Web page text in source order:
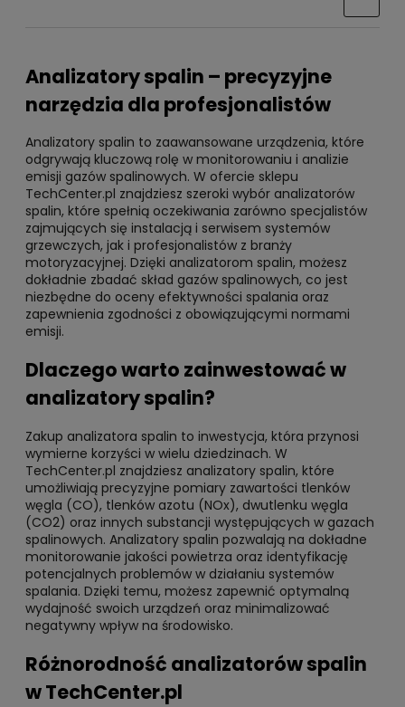
Analizatory spalin – precyzyjne
narzędzia dla profesjonalistów
Analizatory spalin to zaawansowane urządzenia, które
odgrywają kluczową rolę w monitorowaniu i analizie
emisji gazów spalinowych. W ofercie sklepu
TechCenter.pl znajdziesz szeroki wybór analizatorów
spalin, które spełnią oczekiwania zarówno specjalistów
zajmujących się instalacją i serwisem systemów
grzewczych, jak i profesjonalistów z branży
motoryzacyjnej. Dzięki analizatorom spalin, możesz
dokładnie zbadać skład gazów spalinowych, co jest
niezbędne do oceny efektywności spalania oraz
zapewnienia zgodności z obowiązującymi normami
emisji.
Dlaczego warto zainwestować w
analizatory spalin?
Zakup analizatora spalin to inwestycja, która przynosi
wymierne korzyści w wielu dziedzinach. W
TechCenter.pl znajdziesz analizatory spalin, które
umożliwiają precyzyjne pomiary zawartości tlenków
węgla (CO), tlenków azotu (NOx), dwutlenku węgla
(CO2) oraz innych substancji występujących w gazach
spalinowych. Analizatory spalin pozwalają na dokładne
monitorowanie jakości powietrza oraz identyfikację
potencjalnych problemów w działaniu systemów
spalania. Dzięki temu, możesz zapewnić optymalną
wydajność swoich urządzeń oraz minimalizować
negatywny wpływ na środowisko.
Różnorodność analizatorów spalin
w TechCenter.pl